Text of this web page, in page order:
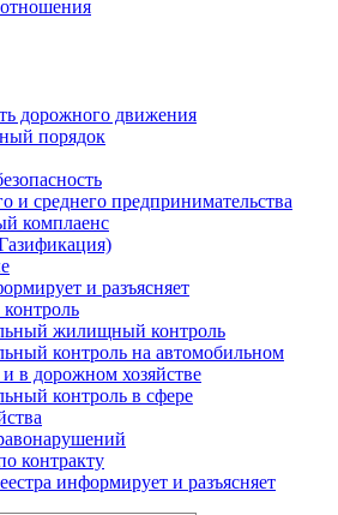
дорожного движения
порядок
и среднего предпринимательства
комплаенс
и разъясняет
жилищный контроль
контроль на автомобильном
и в дорожном хозяйстве
контроль в сфере
контракту
информирует и разъясняет